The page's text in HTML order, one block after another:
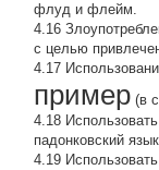
флуд и флейм.
4.16
с целью
4.17
пример (в
4.18
падонковский
4.19